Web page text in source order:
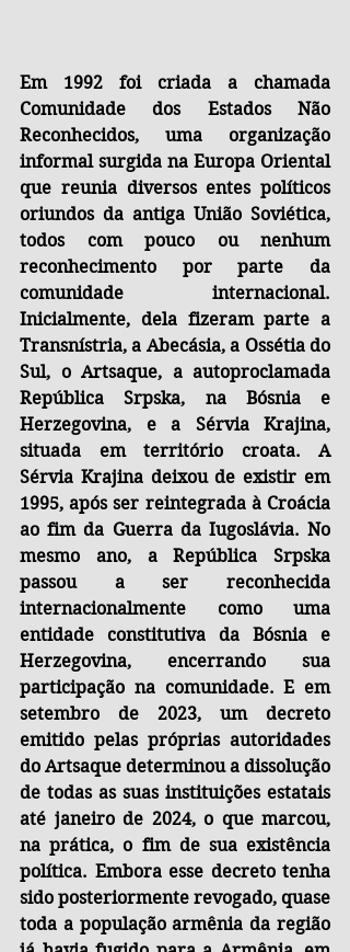
Em 1992 foi criada a chamada
Comunidade dos Estados Não
Reconhecidos, uma organização
informal surgida na Europa Oriental
que reunia diversos entes políticos
oriundos da antiga União Soviética,
todos com pouco ou nenhum
reconhecimento por parte da
comunidade internacional.
Inicialmente, dela fizeram parte a
Transnístria, a Abecásia, a Ossétia do
Sul, o Artsaque, a autoproclamada
República Srpska, na Bósnia e
Herzegovina, e a Sérvia Krajina,
situada em território croata. A
Sérvia Krajina deixou de existir em
1995, após ser reintegrada à Croácia
ao fim da Guerra da Iugoslávia. No
mesmo ano, a República Srpska
passou a ser reconhecida
internacionalmente como uma
entidade constitutiva da Bósnia e
Herzegovina, encerrando sua
participação na comunidade. E em
setembro de 2023, um decreto
emitido pelas próprias autoridades
do Artsaque determinou a dissolução
de todas as suas instituições estatais
até janeiro de 2024, o que marcou,
na prática, o fim de sua existência
política. Embora esse decreto tenha
sido posteriormente revogado, quase
toda a população armênia da região